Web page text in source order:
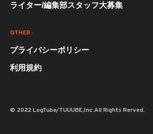
ライター/編集部スタッフ大募集
OTHER :
プライバシーポリシー
利用規約
© 2022 LogTube/TUUUBE,Inc.All Rights Rerved.